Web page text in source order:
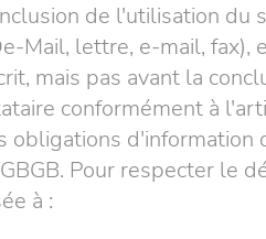
de l'utilisation du
Mail, lettre, e-mail, fax),
mais pas avant la
conformément à
Pour respecter le
à :